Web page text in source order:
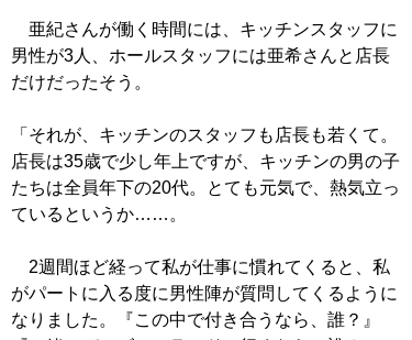
亜紀さんが働く時間には、キッチンスタッフに
男性が3人、ホールスタッフには亜希さんと店長
だけだったそう。
「それが、キッチンのスタッフも店長も若くて。
店長は35歳で少し年上ですが、キッチンの男の子
たちは全員年下の20代。とても元気で、熱気立っ
ているというか……。
2週間ほど経って私が仕事に慣れてくると、私
がパートに入る度に男性陣が質問してくるように
なりました。『この中で付き合うなら、誰？』